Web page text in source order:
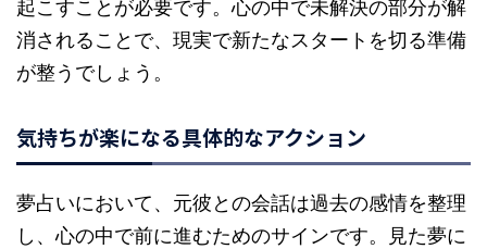
起こすことが必要です。心の中で未解決の部分が解
消されることで、現実で新たなスタートを切る準備
が整うでしょう。
気持ちが楽になる具体的なアクション
夢占いにおいて、元彼との会話は過去の感情を整理
し、心の中で前に進むためのサインです。見た夢に